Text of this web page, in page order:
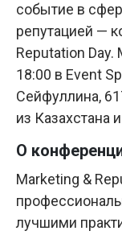
событие в
репутацией —
Reputation
18:00 в Event
Сейфуллина,
из Казахстана
О
Marketing &
лучшими